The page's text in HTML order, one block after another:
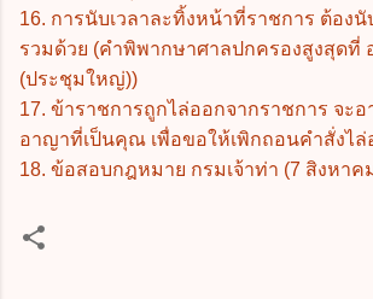
16. การนับเวลาละทิ้งหน้าที่ราชการ ต้อง
รวมด้วย (คำพิพากษาศาลปกครองสูงสุดที่
(ประชุมใหญ่))
17. ข้าราชการถูกไล่ออกจากราชการ จะ
อาญาที่เป็นคุณ เพื่อขอให้เพิกถอนคำสั่งไล่
18. ข้อสอบกฎหมาย กรมเจ้าท่า (7 สิงหาค